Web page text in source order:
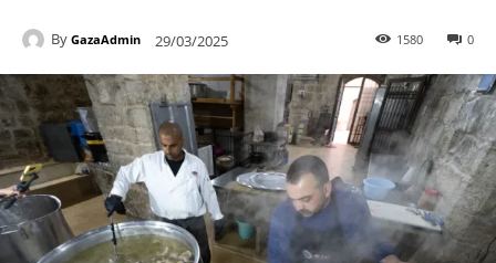
By GazaAdmin 29/03/2025 0
1580